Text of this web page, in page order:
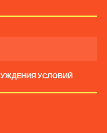
УСЛОВИЙ